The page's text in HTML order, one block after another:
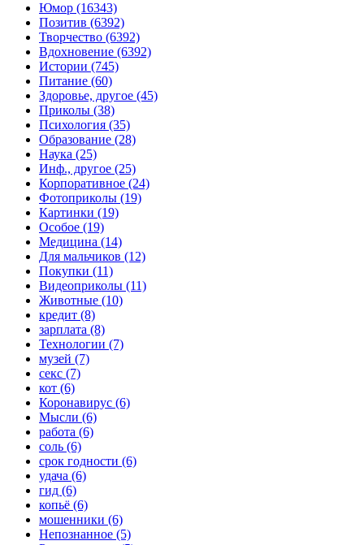
Юмор (16343)
Позитив (6392)
Творчество (6392)
Вдохновение (6392)
Истории (745)
Питание (60)
Здоровье, другое (45)
Приколы (38)
Психология (35)
Образование (28)
Наука (25)
Инф., другое (25)
Корпоративное (24)
Фотоприколы (19)
Картинки (19)
Особое (19)
Медицина (14)
Для мальчиков (12)
Покупки (11)
Видеоприколы (11)
Животные (10)
кредит (8)
зарплата (8)
Технологии (7)
музей (7)
секс (7)
кот (6)
Коронавирус (6)
Мысли (6)
работа (6)
соль (6)
срок годности (6)
удача (6)
гид (6)
копьё (6)
мошенники (6)
Непознанное (5)